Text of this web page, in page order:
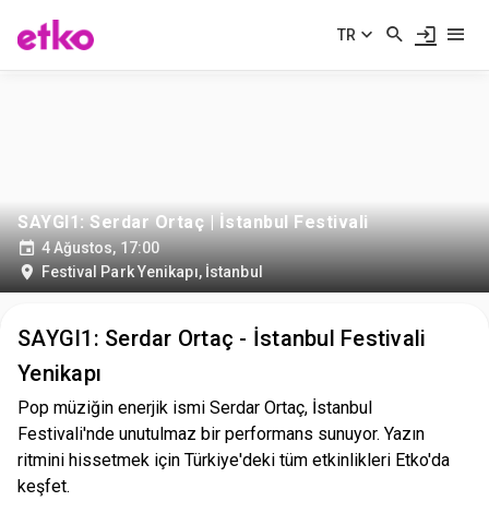
TR
SAYGI1: Serdar Ortaç | İstanbul Festivali
4 Ağustos, 17:00
Festival Park Yenikapı, İstanbul
SAYGI1: Serdar Ortaç - İstanbul Festivali
Yenikapı
Pop müziğin enerjik ismi Serdar Ortaç, İstanbul
Festivali'nde unutulmaz bir performans sunuyor. Yazın
ritmini hissetmek için Türkiye'deki tüm etkinlikleri Etko'da
keşfet.